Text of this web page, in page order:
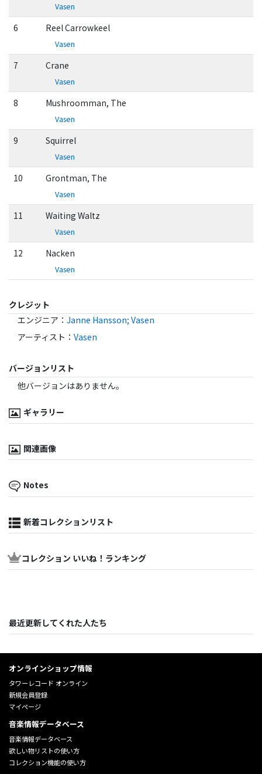
Vasen
6 Reel Carrowkeel
Vasen
7 Crane
Vasen
8 Mushroomman, The
Vasen
9 Squirrel
Vasen
10 Grontman, The
Vasen
11 Waiting Waltz
Vasen
12 Nacken
Vasen
クレジット
エンジニア ： Janne Hansson; Vasen
アーティスト ： Vasen
バージョンリスト
他バージョンはありません。
ギャラリー
関連画像
Notes
新着コレクションリスト
コレクション いいね！ランキング
最近更新してくれた人たち
オンラインショップ情報
タワーレコード オンライン
新規会員登録
マイページ
音楽情報データベース
音楽情報データベース
欲しい物リストの使い方
コレクション機能の使い方